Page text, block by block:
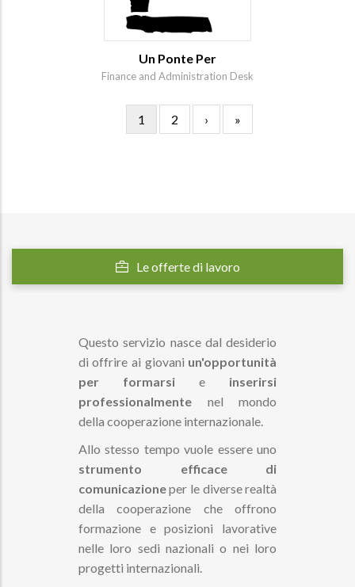
Un Ponte Per
Finance and Administration Desk
Pagina
attuale
1 Pagina
2
Pagina
successiva
›
Ultima
pagina
»
Le offerte di lavoro
Questo servizio nasce dal desiderio
di offrire ai giovani un'opportunità
per formarsie inserirsi
professionalmentenel mondo
della cooperazione internazionale.
Allo stesso tempo vuole essere uno
strumento efficace di
comunicazioneper le diverse realtà
della cooperazione che offrono
formazione e posizioni lavorative
nelle loro sedi nazionali o nei loro
progetti internazionali.